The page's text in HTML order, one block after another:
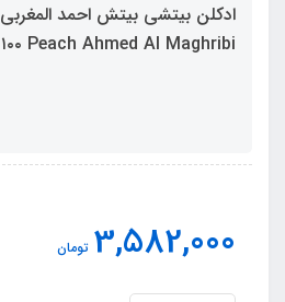
Peach Ahmed Al Maghribi ١٠٠ میل
3,582,000 تومان